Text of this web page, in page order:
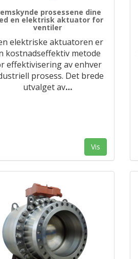
prosessene dine
en elektrisk aktuator for
ventiler
elektriske aktuatoren er
kostnadseffektiv metode
effektivisering av enhver
prosess. Det brede
utvalget av…
Vis